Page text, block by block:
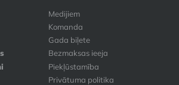
Medijiem
Komanda
Gada biļete
Bezmaksas ieeja
Piekļūstamība
Privātuma politika